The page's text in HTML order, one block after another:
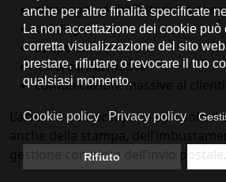
campagne pubblicitarie
cataloghi
coupon
lettere informative
comunicazioni massive ai clienti
L’azienda può occuparsi non solo
anche della stampa,
gestione completa dell’invio postale.